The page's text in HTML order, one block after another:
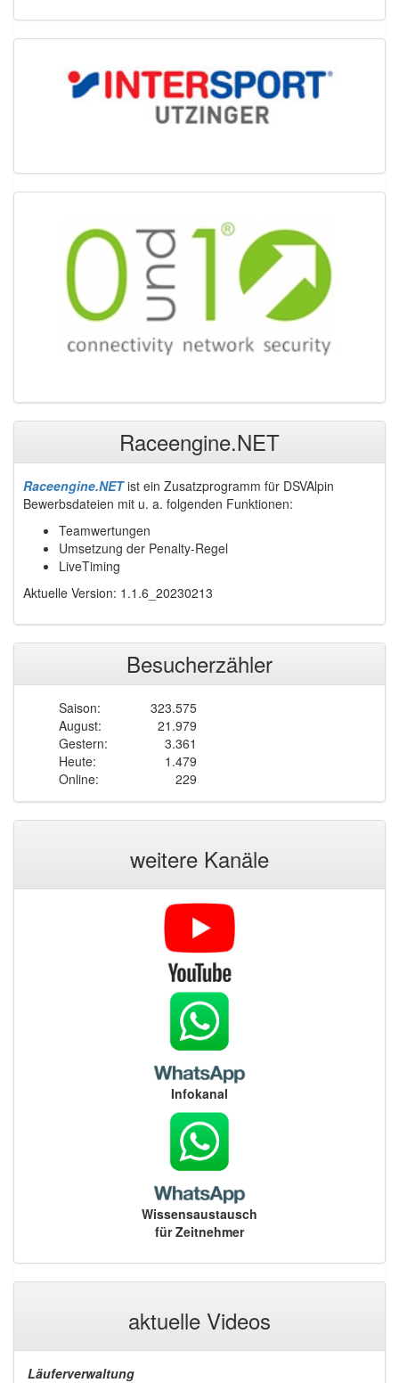
Raceengine.NET
Raceengine.NETist ein Zusatzprogramm für DSVAlpin
Bewerbsdateien mit u. a. folgenden Funktionen:
Teamwertungen
Umsetzung der Penalty-Regel
LiveTiming
Aktuelle Version: 1.1.6_20230213
Besucherzähler
Saison:
323.575
August:
21.979
Gestern:
3.361
Heute:
1.479
Online:
229
weitere Kanäle
Infokanal
Wissensaustausch
für Zeitnehmer
aktuelle Videos
Läuferverwaltung